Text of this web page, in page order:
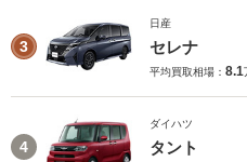
3
日産
セレナ
平均買取相場： 8.1
4
ダイハツ
タント